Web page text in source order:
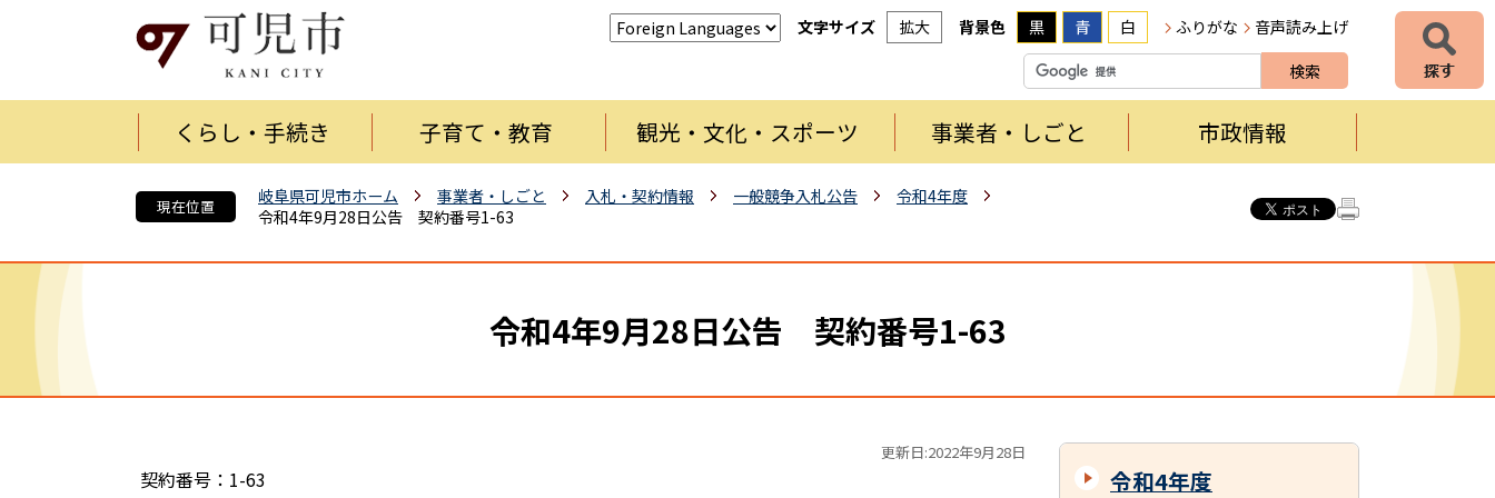
文字サイズ 拡大 背景色 黒 青 白 ふりがな 音声読み上げ
くらし・手続き 子育て・教育 観光・文化・スポーツ 事業者・しごと 市政情報
現在位置 岐阜県可児市ホーム 事業者・しごと 入札・契約情報 一般競争入札公告
令和4年度
令和4年9月28日公告 契約番号1-63
令和4年9月28日公告 契約番号1-63
更新日:2022年9月28日
契約番号：1-63
令和4年度